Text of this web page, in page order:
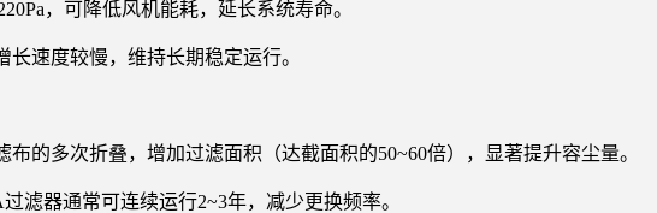
，可降低风机能耗，延长系统寿命。
速度较慢，维持长期稳定运行。
的多次折叠，增加过滤面积（达截面积的50~60倍），显著提升容尘量。
滤器通常可连续运行2~3年，减少更换频率。